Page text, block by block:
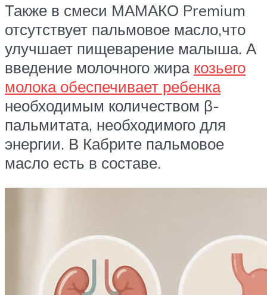
Также в смеси МАМАКО Premium
отсутствует пальмовое масло,что
улучшает пищеварение малыша. А
введение молочного жира козьего
молока обеспечивает ребенка
необходимым количеством β-
пальмитата, необходимого для
энергии. В Кабрите пальмовое
масло есть в составе.